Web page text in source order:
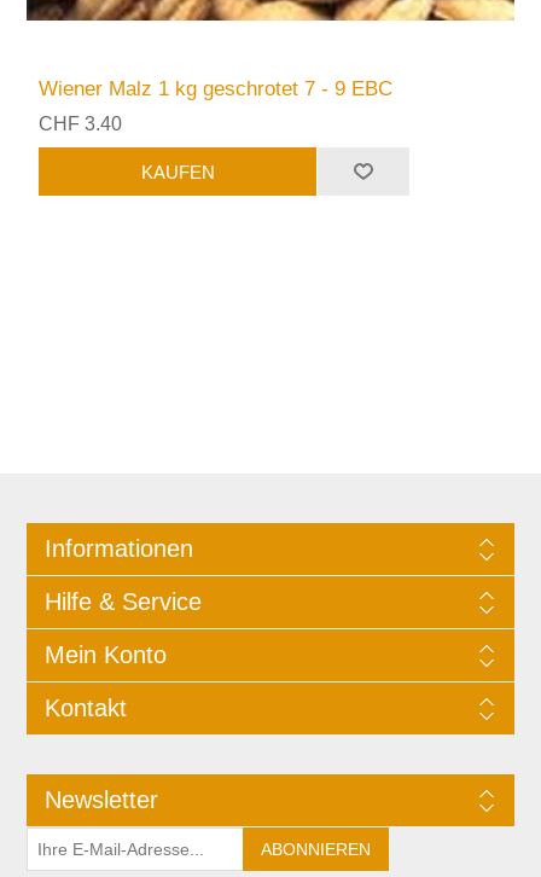
Wiener Malz 1 kg geschrotet 7 - 9 EBC
CHF 3.40
Informationen
Hilfe & Service
Mein Konto
Kontakt
Newsletter